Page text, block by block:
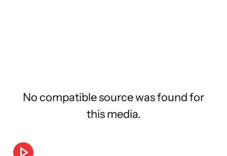
No compatible source was found for
this media.